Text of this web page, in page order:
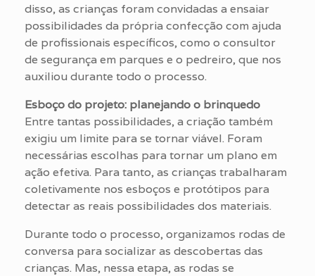
disso, as crianças foram convidadas a ensaiar
possibilidades da própria confecção com ajuda
de profissionais específicos, como o consultor
de segurança em parques e o pedreiro, que nos
auxiliou durante todo o processo.
Esboço do projeto: planejando o brinquedo
Entre tantas possibilidades, a criação também
exigiu um limite para se tornar viável. Foram
necessárias escolhas para tornar um plano em
ação efetiva. Para tanto, as crianças trabalharam
coletivamente nos esboços e protótipos para
detectar as reais possibilidades dos materiais.
Durante todo o processo, organizamos rodas de
conversa para socializar as descobertas das
crianças. Mas, nessa etapa, as rodas se